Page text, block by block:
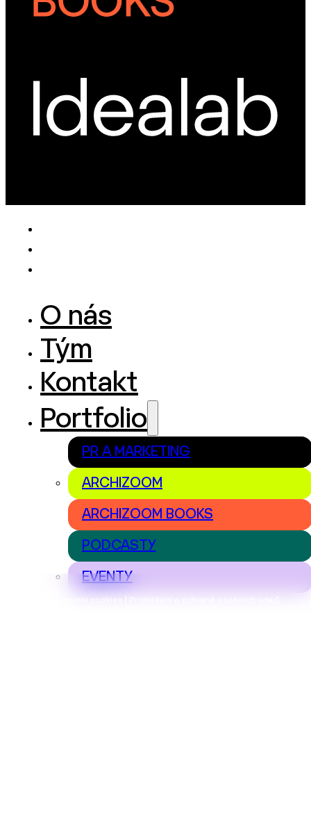
Nastavení cookies | Prohlášení o ochraně osobních údajů
O nás
Tým
Kontakt
Portfolio
PR A MARKETING
ARCHIZOOM
ARCHIZOOM BOOKS
PODCASTY
EVENTY